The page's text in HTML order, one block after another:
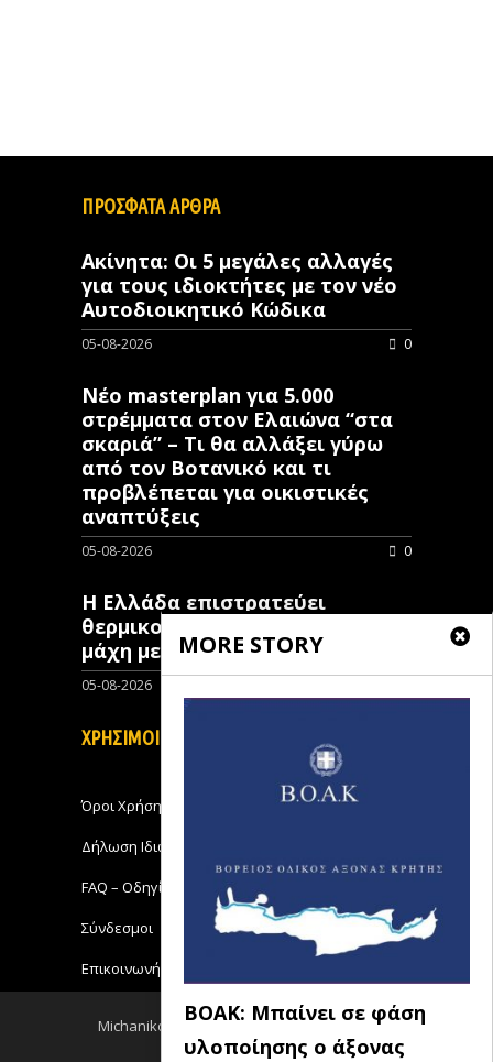
MORE STORY
ΒΟΑΚ: Μπαίνει σε φάση
υλοποίησης ο άξονας
ΠΡΟΣΦΑΤΑ ΑΡΘΡΑ
Ακίνητα: Οι 5 μεγάλες αλλαγές
για τους ιδιοκτήτες με τον νέο
Αυτοδιοικητικό Κώδικα
05-08-2026 0
Νέο masterplan για 5.000
στρέμματα στον Ελαιώνα “στα
σκαριά” – Τι θα αλλάξει γύρω
από τον Βοτανικό και τι
προβλέπεται για οικιστικές
αναπτύξεις
05-08-2026 0
Η Ελλάδα επιστρατεύει
θερμικούς δορυφόρους στη
μάχη με τις πυρκαγιές
05-08-2026
ΧΡΗΣΙΜΟΙ ΣΥΝΔΕΣΜΟΙ
Όροι Χρήσης
Δήλωση Ιδιωτικότητας
FAQ – Οδηγίες Χρήσης
Σύνδεσμοι
Επικοινωνήστε με το Michanikos-Online
Michanikos-Online 2018 - All Rights Reserved
Back to top